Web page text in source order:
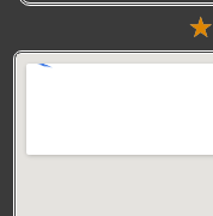
☆דורג
5
מתוך